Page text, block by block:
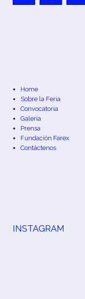
Home
Sobre la Feria
Convocatoria
Galería
Prensa
Fundación Farex
Contáctenos
INSTAGRAM